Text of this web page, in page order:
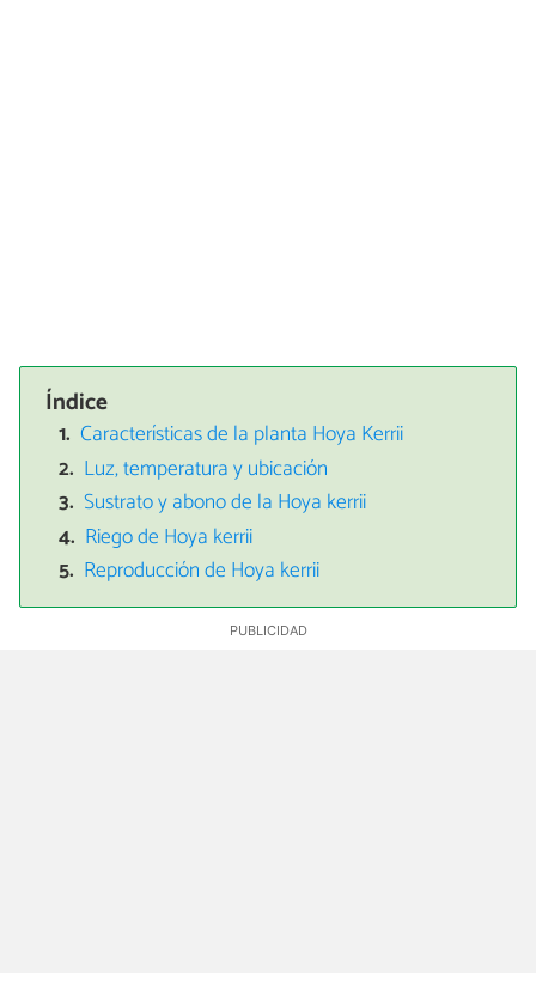
Índice
Características de la planta Hoya Kerrii
Luz, temperatura y ubicación
Sustrato y abono de la Hoya kerrii
Riego de Hoya kerrii
Reproducción de Hoya kerrii